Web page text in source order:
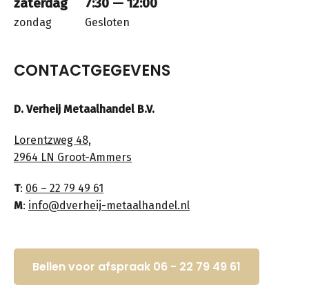
zondag Gesloten
CONTACTGEGEVENS
D. Verheij Metaalhandel B.V.
Lorentzweg 48,
2964 LN Groot-Ammers
T: 06 – 22 79 49 61
M: info@dverheij-metaalhandel.nl
Bellen voor afspraak 06 - 22 79 49 61